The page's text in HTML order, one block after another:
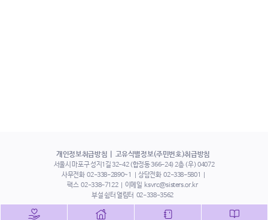
개인정보취급방침 고유식별정보(주민번호)취급방침
서울시 마포구 성지1길 32-42 (합정동 366-24) 2층 (우) 04072
사무전화 02-338-2890~1 상담전화 02-338-5801
팩스 02-338-7122 이메일 ksvrc@sisters.or.kr
부설 쉼터 열림터 02-338-3562